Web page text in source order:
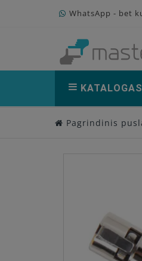
WhatsApp - bet
KATALOGAS
Pagrindinis